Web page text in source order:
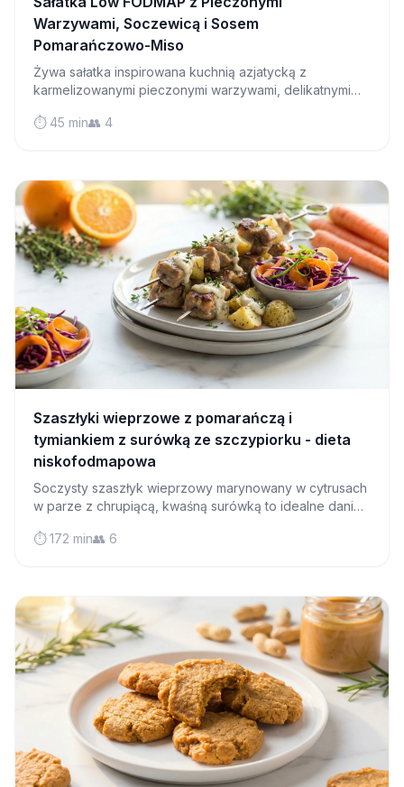
Warzywami, Soczewicą i Sosem
Pomarańczowo-Miso
Żywa sałatka inspirowana kuchnią azjatycką z
karmelizowanymi pieczonymi warzywami, delikatnymi
który będzie Cię kusić do kolejnej porcji.
⏱️ 45 min👥 4
Szaszłyki wieprzowe z pomarańczą i
tymiankiem z surówką ze szczypiorku - dieta
niskofodmapowa
Soczysty szaszłyk wieprzowy marynowany w cytrusach
w parze z chrupiącą, kwaśną surówką to idealne danie
smaku.
⏱️ 172 min👥 6